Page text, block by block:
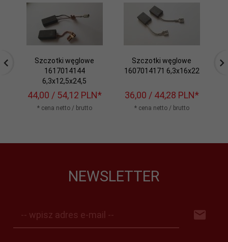
Szczotki węglowe
1617014144
6,3x12,5x24,5
44,00 / 54,12 PLN*
* cena netto / brutto
Szczotki węglowe
1607014171 6,3x16x22
36,00 / 44,28 PLN*
* cena netto / brutto
NEWSLETTER
-- wpisz adres e-mail --